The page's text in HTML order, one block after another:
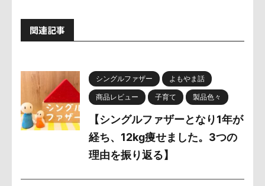
関連記事
シングルファザー よもやま話
商品レビュー 子育て 製品色々
【シングルファザーとなり1年が
経ち、12kg痩せました。3つの
理由を振り返る】